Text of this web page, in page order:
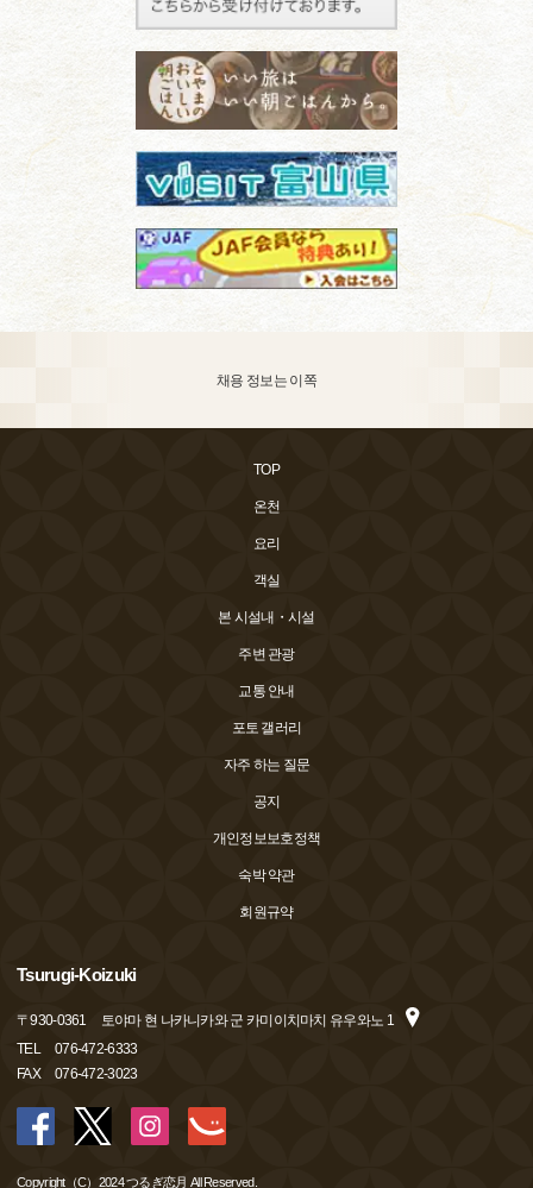
채용 정보는 이쪽
TOP
온천
요리
객실
본 시설내・시설
주변 관광
교통 안내
포토 갤러리
자주 하는 질문
공지
개인정보보호정책
숙박 약관
회원규약
Tsurugi-Koizuki
〒930-0361
토야마 현 나카니카와 군 카미이치마치 유우와노 1
TEL
076-472-6333
FAX
076-472-3023
Copyright（C）2024 つるぎ恋月 All Reserved.